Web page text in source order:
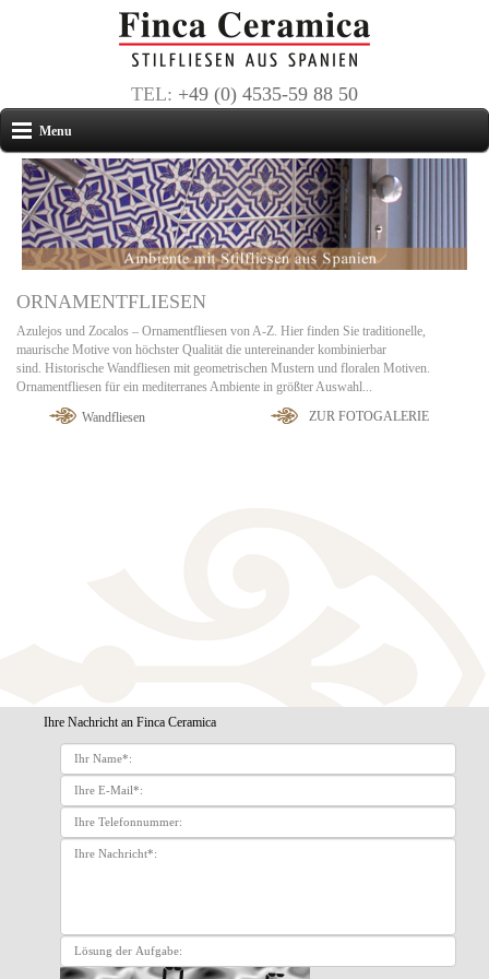
TEL: +49 (0) 4535-59 88 50
Menu
ORNAMENTFLIESEN
Azulejos und Zocalos – Ornamentfliesen von A-Z. Hier finden Sie traditionelle,
maurische Motive von höchster Qualität die untereinander kombinierbar
sind. Historische Wandfliesen mit geometrischen Mustern und floralen Motiven.
Ornamentfliesen für ein mediterranes Ambiente in größter Auswahl...
ZUR FOTOGALERIE
Wandfliesen
Ihre Nachricht an Finca Ceramica